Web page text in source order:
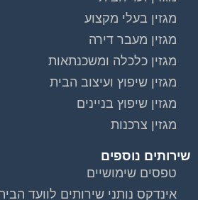
מגזין בעלי מקצוע
מגזין מעבר דירה
מגזין כלכלה ומשכנתאות
מגזין שיפוץ ועיצוב הבית
מגזין שיפוץ בניינים
מגזין צרכנות
שירותים נוספים
טפסים שימושיים
אינדקס נותני שירותים לוועד